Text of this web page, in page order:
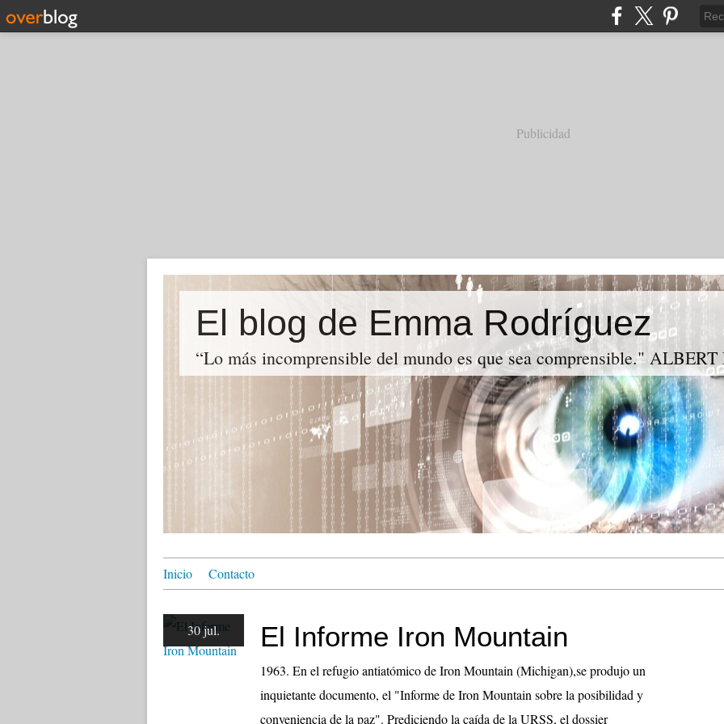
Publicidad
El blog de Emma Rodríguez
“Lo más incomprensible del mundo es que sea comprensible."
Inicio Contacto
30 jul. El Informe Iron Mountain
1963. En el refugio antiatómico de Iron Mountain (Michigan),se produjo un
inquietante documento, el "Informe de Iron Mountain sobre la posibilidad y
conveniencia de la paz". Prediciendo la caída de la URSS, el dossier